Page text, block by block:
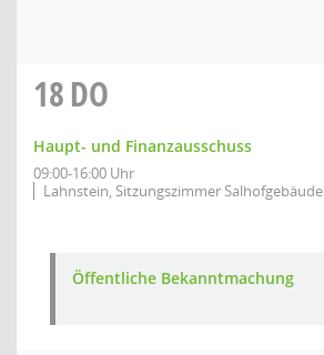
18DO
Haupt- und Finanzausschuss
09:00-16:00 Uhr
Lahnstein, Sitzungszimmer Salhofgebäude
Öffentliche Bekanntmachung